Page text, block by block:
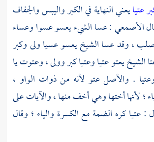
عتيايعني النهاية في الكبر واليبس والجفاف
الأصمعي: عسا الشيء يعسو عسوا وعساء
، وقد عسا الشيخ يعسو عسيا ولى وكبر
الشيخ يعتو عتيا وعتيا كبر وولى ، وعتوت يا
. والأصل عتو لأنه من ذوات الواو ،
؛ لأنها أختها وهي أخف منها ، والآيات على
: عتيا كره الضمة مع الكسرة والياء ؛ وقال